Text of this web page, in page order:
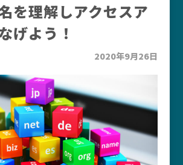
を理解しアクセスア
げよう！
2020年9月26日